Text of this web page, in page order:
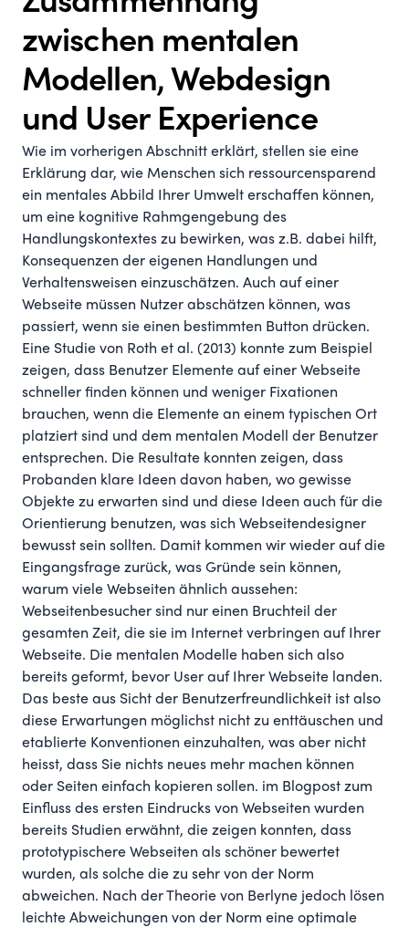
zwischen mentalen
Modellen, Webdesign
und User Experience
Wie im vorherigen Abschnitt erklärt, stellen sie eine
Erklärung dar, wie Menschen sich ressourcensparend
ein mentales Abbild Ihrer Umwelt erschaffen können,
um eine kognitive Rahmgengebung des
Handlungskontextes zu bewirken, was z.B. dabei hilft,
Konsequenzen der eigenen Handlungen und
Verhaltensweisen einzuschätzen. Auch auf einer
Webseite müssen Nutzer abschätzen können, was
passiert, wenn sie einen bestimmten Button drücken.
Eine Studie von Roth et al. (2013) konnte zum Beispiel
zeigen, dass Benutzer Elemente auf einer Webseite
schneller finden können und weniger Fixationen
brauchen, wenn die Elemente an einem typischen Ort
platziert sind und dem mentalen Modell der Benutzer
entsprechen. Die Resultate konnten zeigen, dass
Probanden klare Ideen davon haben, wo gewisse
Objekte zu erwarten sind und diese Ideen auch für die
Orientierung benutzen, was sich Webseitendesigner
bewusst sein sollten. Damit kommen wir wieder auf die
Eingangsfrage zurück, was Gründe sein können,
warum viele Webseiten ähnlich aussehen:
Webseitenbesucher sind nur einen Bruchteil der
gesamten Zeit, die sie im Internet verbringen auf Ihrer
Webseite. Die mentalen Modelle haben sich also
bereits geformt, bevor User auf Ihrer Webseite landen.
Das beste aus Sicht der Benutzerfreundlichkeit ist also
diese Erwartungen möglichst nicht zu enttäuschen und
etablierte Konventionen einzuhalten, was aber nicht
heisst, dass Sie nichts neues mehr machen können
oder Seiten einfach kopieren sollen. im Blogpost zum
Einfluss des ersten Eindrucks von Webseiten wurden
bereits Studien erwähnt, die zeigen konnten, dass
prototypischere Webseiten als schöner bewertet
wurden, als solche die zu sehr von der Norm
abweichen. Nach der Theorie von Berlyne jedoch lösen
leichte Abweichungen von der Norm eine optimale